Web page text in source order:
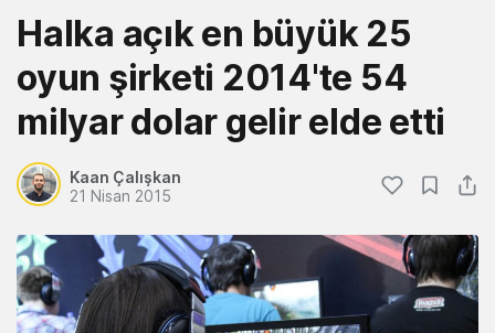
Halka açık en büyük 25
oyun şirketi 2014'te 54
milyar dolar gelir elde etti
Kaan Çalışkan
21 Nisan 2015